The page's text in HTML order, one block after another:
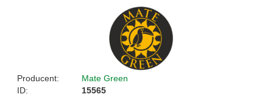
Producent:
Mate Green
ID:
15565